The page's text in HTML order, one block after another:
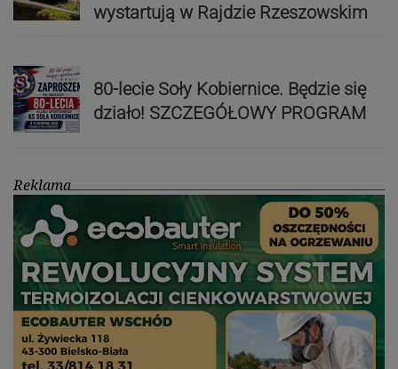
wystartują w Rajdzie Rzeszowskim
80-lecie Soły Kobiernice. Będzie się
działo! SZCZEGÓŁOWY PROGRAM
Reklama